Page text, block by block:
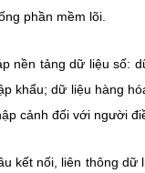
phần mềm lõi.
nền tảng dữ liệu số:
khẩu; dữ liệu hàng
cảnh đối với người
kết nối, liên thông